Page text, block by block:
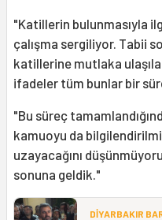
"Katillerin bulunmasıyla
çalışma sergiliyor. Tabii
katillerine mutlaka
ifadeler tüm bunlar bir
"Bu süreç
kamuoyu da
uzayacağını
sonuna geldik."
DİYARBAKIR